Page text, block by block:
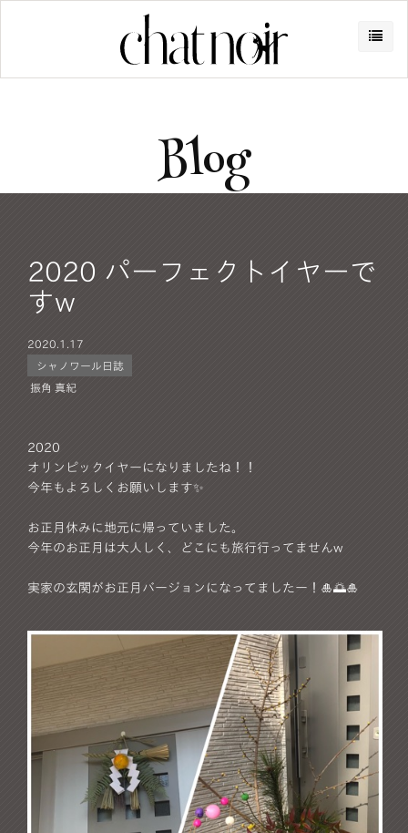
Blog
2020 パーフェクトイヤーで
す‪w
2020. 1.17
シャノワール日誌
振角 真紀
2020
オリンピックイヤーになりましたね！！
今年もよろしくお願いします✨
お正月休みに地元に帰っていました。
今年のお正月は大人しく、どこにも旅行行ってません‪w
実家の玄関がお正月バージョンになってましたー！🎍🌅🎍